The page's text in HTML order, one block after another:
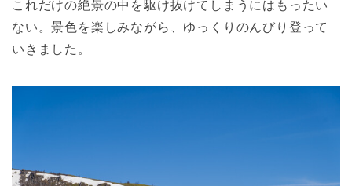
これだけの絶景の中を駆け抜けてしまうにはもったい
ない。景色を楽しみながら、ゆっくりのんびり登って
いきました。